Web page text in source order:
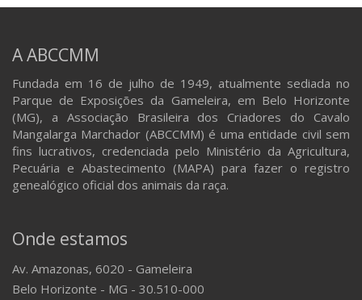
A ABCCMM
Fundada em 16 de julho de 1949, atualmente sediada no
Parque de Exposições da Gameleira, em Belo Horizonte
(MG), a Associação Brasileira dos Criadores do Cavalo
Mangalarga Marchador (ABCCMM) é uma entidade civil sem
fins lucrativos, credenciada pelo Ministério da Agricultura,
Pecuária e Abastecimento (MAPA) para fazer o registro
genealógico oficial dos animais da raça.
Onde estamos
Av. Amazonas, 6020 - Gameleira
Belo Horizonte - MG - 30.510-000